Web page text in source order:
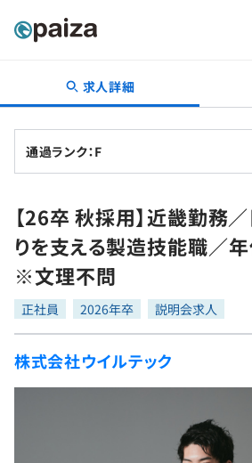
転職・キャリア
転職成功ガイド
転職エージェント
インタビュー
転職成功ガイド
新卒就活
求人検索
本選考
インターン
新卒エージェント
学習
問題集
4択課題
プログラミング言語
ゲーム・マンガ
Tech Team Journal
paizaとは？
求人詳細
通過ランク：F
【26卒 秋採用】近畿勤務
りを支える製造技能職／
※文理不問
正社員 2026年卒 説明会求人
株式会社ウイルテック